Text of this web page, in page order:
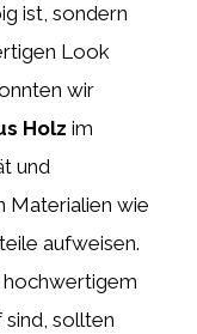
ist, sondern
Look
wir
Holz im
und
Materialien wie
aufweisen.
hochwertigem
sollten